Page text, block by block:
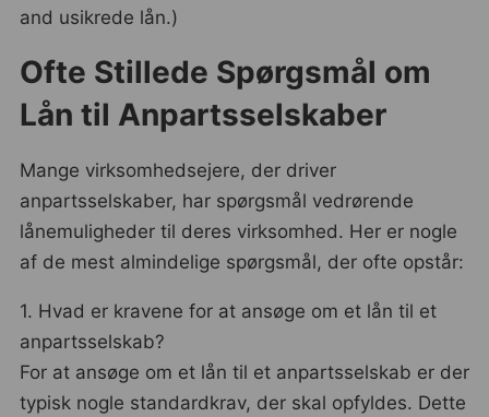
and usikrede lån.)
Ofte Stillede Spørgsmål om
Lån til Anpartsselskaber
Mange virksomhedsejere, der driver
anpartsselskaber, har spørgsmål vedrørende
lånemuligheder til deres virksomhed. Her er nogle
af de mest almindelige spørgsmål, der ofte opstår:
1. Hvad er kravene for at ansøge om et lån til et
anpartsselskab?
For at ansøge om et lån til et anpartsselskab er der
typisk nogle standardkrav, der skal opfyldes. Dette